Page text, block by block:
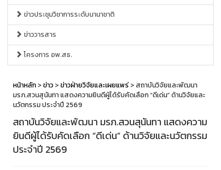
ข่าวประชุมวิชาการระดับนานาชาติ
ข่าววารสาร
โครงการ อพ.สธ.
หน้าหลัก>ข่าว>ข่าวฝ่ายวิจัยและเผยแพร่> สถาบันวิจัยและพัฒนา
มรภ.สวนสุนันทา แสดงความยินดีผู้ได้รับคัดเลือก “ดีเด่น” ด้านวิจัยและ
นวัตกรรม ประจำปี 2569
สถาบันวิจัยและพัฒนา มรภ.สวนสุนันทา แสดงความ
ยินดีผู้ได้รับคัดเลือก “ดีเด่น” ด้านวิจัยและนวัตกรรม
ประจำปี 2569